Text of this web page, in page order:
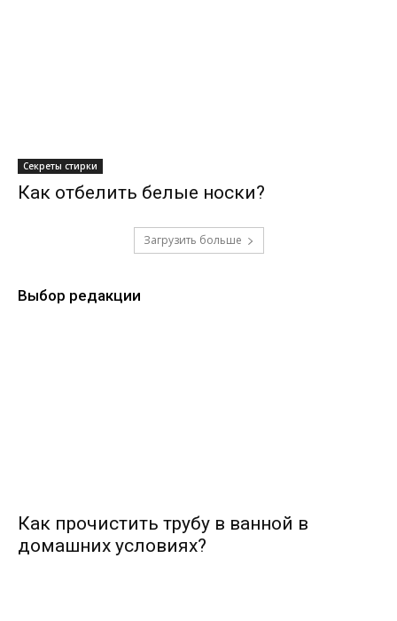
Секреты стирки
Как отбелить белые носки?
Загрузить больше
Выбор редакции
Как прочистить трубу в ванной в
домашних условиях?